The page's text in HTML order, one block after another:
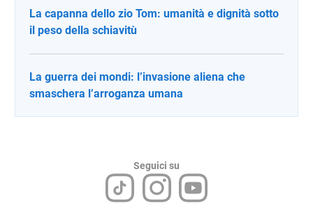
La capanna dello zio Tom: umanità e dignità sotto
il peso della schiavitù
La guerra dei mondi: l’invasione aliena che
smaschera l’arroganza umana
Seguici su